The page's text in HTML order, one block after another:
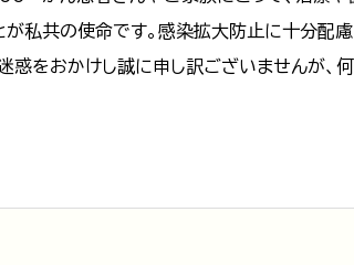
私共の使命です。感染拡大防止に十分配
をおかけし誠に申し訳ございませんが、